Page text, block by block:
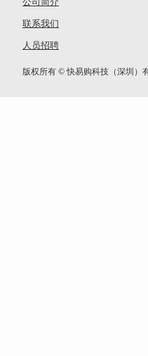
联系我们
人员招聘
版权所有 © 快易购科技（深圳）